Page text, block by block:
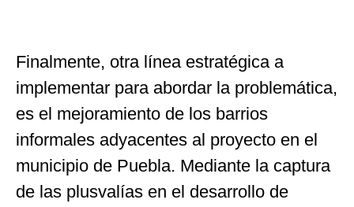
Finalmente, otra línea estratégica a
implementar para abordar la problemática,
es el mejoramiento de los barrios
informales adyacentes al proyecto en el
municipio de Puebla. Mediante la captura
de las plusvalías en el desarrollo de